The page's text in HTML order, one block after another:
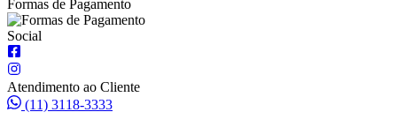
Formas de Pagamento
Social
Atendimento ao Cliente
(11) 3118-3333